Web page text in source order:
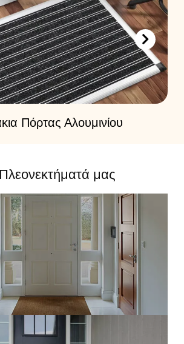
Ανάγλυφα Χαλάκια Πόρτας
μας